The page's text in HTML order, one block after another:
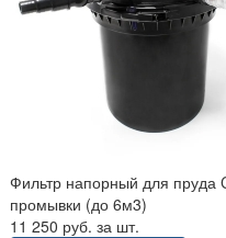
Фильтр напорный для пруда
промывки (до 6м3)
11 250 руб. за шт.